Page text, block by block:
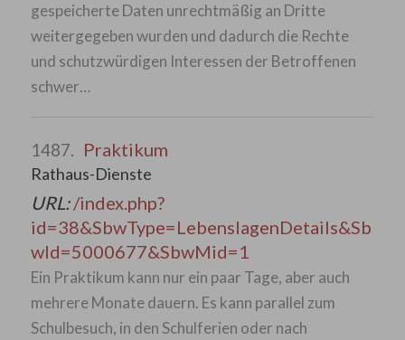
gespeicherte Daten unrechtmäßig an Dritte
weitergegeben wurden und dadurch die Rechte
und schutzwürdigen Interessen der Betroffenen
schwer…
1487. Praktikum
Rathaus-Dienste
URL:/index.php?
id=38&SbwType=LebenslagenDetails&Sb
wId=5000677&SbwMid=1
Ein Praktikum kann nur ein paar Tage, aber auch
mehrere Monate dauern. Es kann parallel zum
Schulbesuch, in den Schulferien oder nach